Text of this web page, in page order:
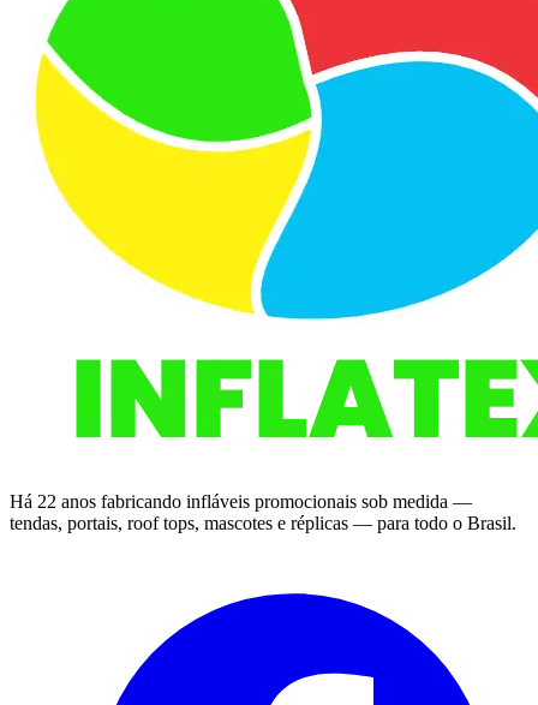
Há 22 anos fabricando infláveis promocionais sob medida —
tendas, portais, roof tops, mascotes e réplicas — para todo o Brasil.